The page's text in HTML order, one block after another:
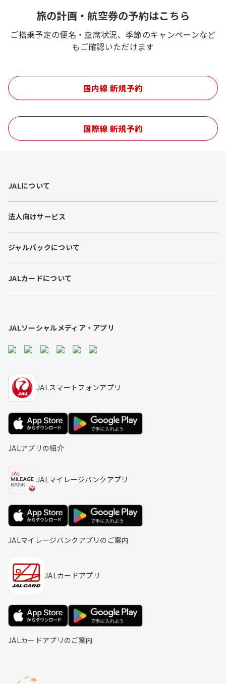
旅の計画・航空券の予約はこちら
ご搭乗予定の便名・空席状況、季節のキャンペーンなど
もご確認いただけます
国内線 新規予約
国際線 新規予約
o
e
i
n
s
JALについて
法人向けサービス
ジャルパックについて
JALカードについて
JALソーシャルメディア・アプリ
JALスマートフォンアプリ
JALアプリの紹介
JALマイレージバンクアプリ
JALマイレージバンクアプリのご案内
JALカードアプリ
JALカードアプリのご案内